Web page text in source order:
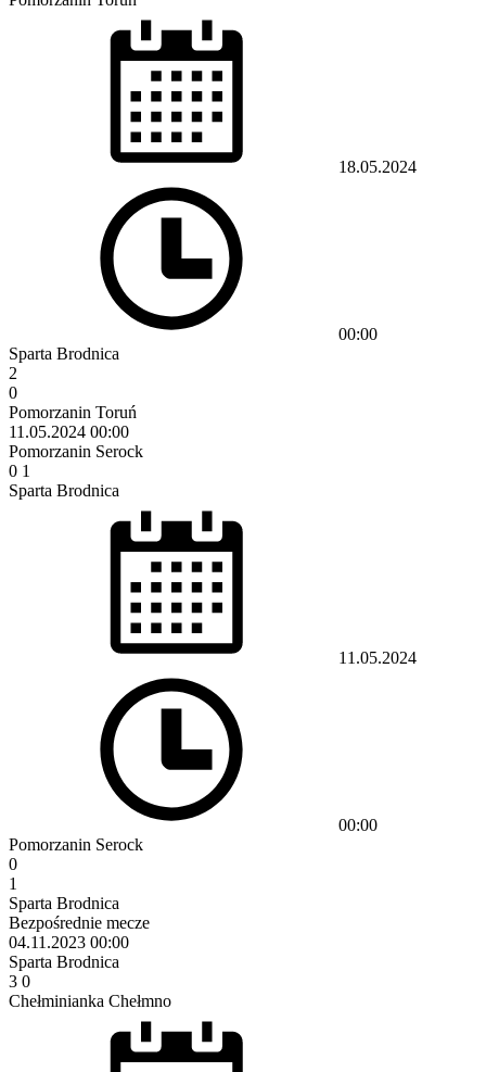
18.05.2024
00:00
Sparta Brodnica
2
0
Pomorzanin Toruń
11.05.2024 00:00
Pomorzanin Serock
0 1
Sparta Brodnica
11.05.2024
00:00
Pomorzanin Serock
0
1
Sparta Brodnica
Bezpośrednie mecze
04.11.2023 00:00
Sparta Brodnica
3 0
Chełminianka Chełmno